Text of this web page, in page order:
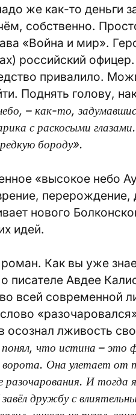
же как-то деньги
собственно.
«Война и мир».
российский
привалило.
Поднять голову,
– как-то,
с раскосыми
бороду».
«высокое небо
перерождение,
нового
идей.
Как вы уже
писателе Авдее
всей современной
осознал лживость
что истина – это
Она улетает от
разочарования. И тогда
дружбу с